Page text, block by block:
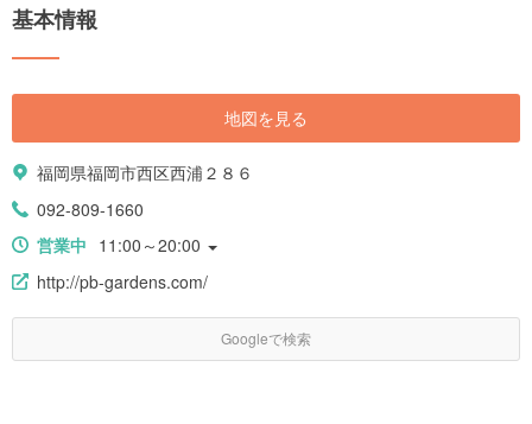
基本情報
地図を見る
福岡県福岡市西区西浦２８６
092-809-1660
営業中 11:00～20:00
http://pb-gardens.com/
Googleで検索